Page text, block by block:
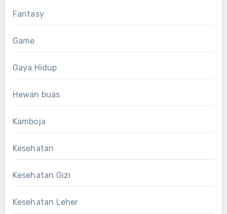
Fantasy
Game
Gaya Hidup
Hewan buas
Kamboja
Kesehatan
Kesehatan Gizi
Kesehatan Leher